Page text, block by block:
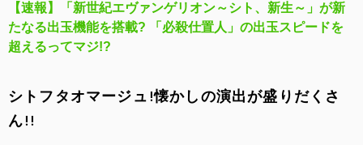
【速報】「新世紀エヴァンゲリオン～シト、新生～」が新
たなる出玉機能を搭載? 「必殺仕置人」の出玉スピードを
超えるってマジ!?
シトフタオマージュ!懐かしの演出が盛りだくさ
ん!!